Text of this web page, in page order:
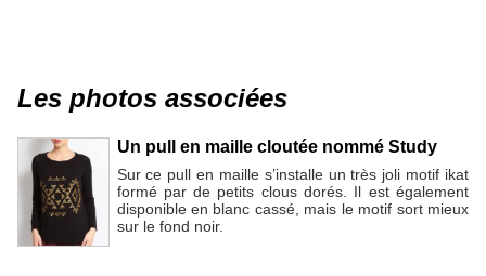
Les photos associées
Un pull en maille cloutée nommé Study
Sur ce pull en maille s’installe un très joli motif ikat
formé par de petits clous dorés. Il est également
disponible en blanc cassé, mais le motif sort mieux
sur le fond noir.